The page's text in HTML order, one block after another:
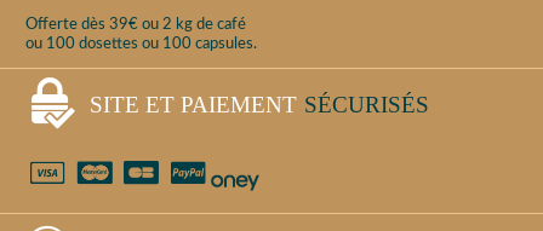
Offerte dès 39€ ou 2 kg de café
ou 100 dosettes ou 100 capsules.
SITE ET PAIEMENT SÉCURISÉS